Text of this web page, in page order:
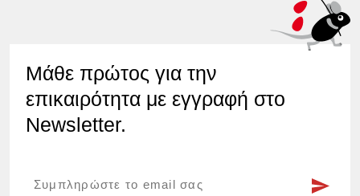
Μάθε πρώτος για την
επικαιρότητα με εγγραφή στο
Newsletter.